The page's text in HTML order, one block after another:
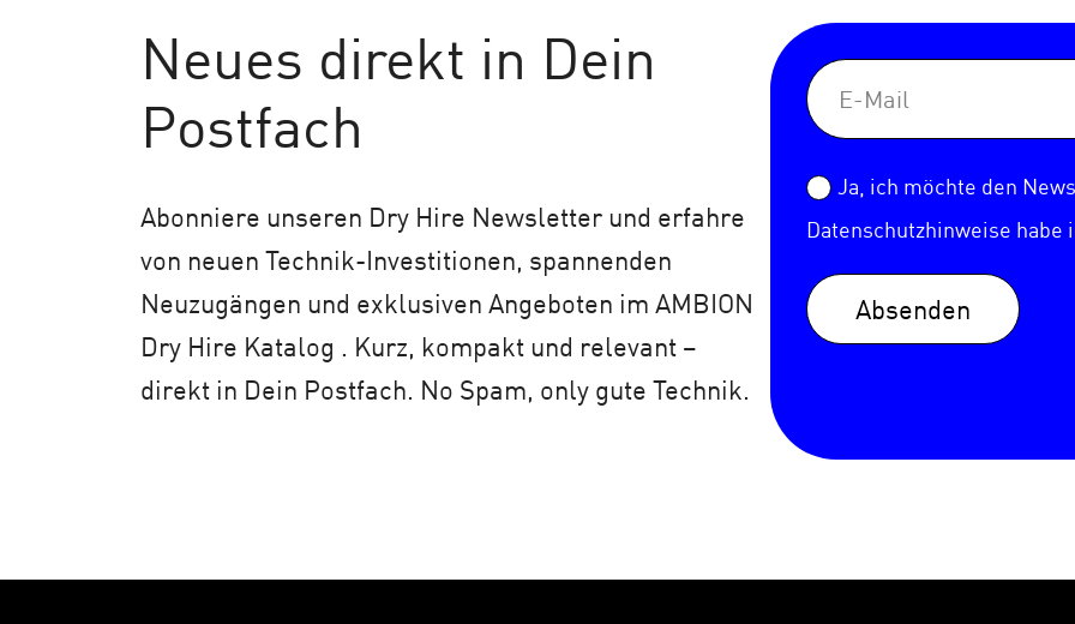
Neues direkt in Dein
Postfach
Abonniere unseren Dry Hire Newsletter und erfahre
von neuen Technik-Investitionen, spannenden
Neuzugängen und exklusiven Angeboten im AMBION
Dry Hire Katalog . Kurz, kompakt und relevant –
direkt in Dein Postfach. No Spam, only gute Technik.
Ja, ich möchte den
Datenschutzhinweise habe
Absenden